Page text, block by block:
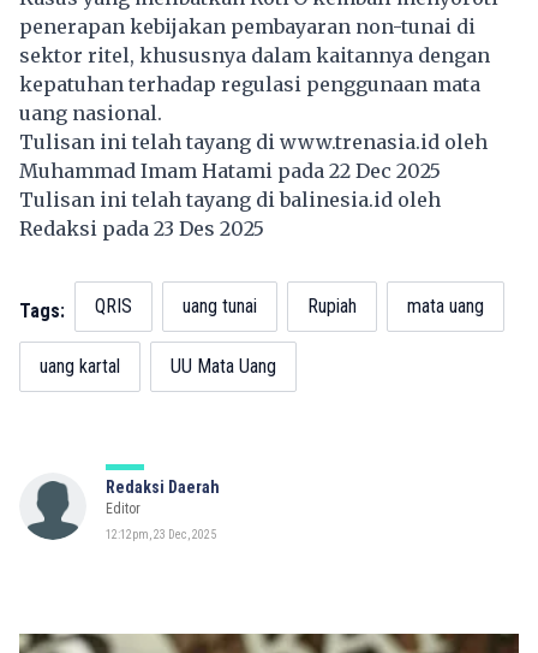
penerapan kebijakan pembayaran non-tunai di
sektor ritel, khususnya dalam kaitannya dengan
kepatuhan terhadap regulasi penggunaan mata
uang nasional.
Tulisan ini telah tayang di www.trenasia.id oleh
Muhammad Imam Hatami pada 22 Dec 2025
Tulisan ini telah tayang dibalinesia.id oleh
Redaksi pada 23 Des 2025
Tags: QRIS uang tunai Rupiah mata uang
uang kartal UU Mata Uang
Redaksi Daerah
Editor
12:12pm, 23 Dec, 2025